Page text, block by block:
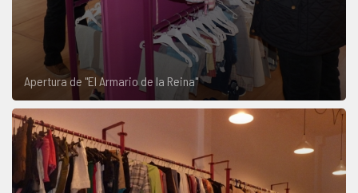
Apertura de "El Armario de la Reina"